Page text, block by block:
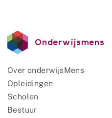
Onderwijsmens
Over onderwijsMens
Opleidingen
Scholen
Bestuur